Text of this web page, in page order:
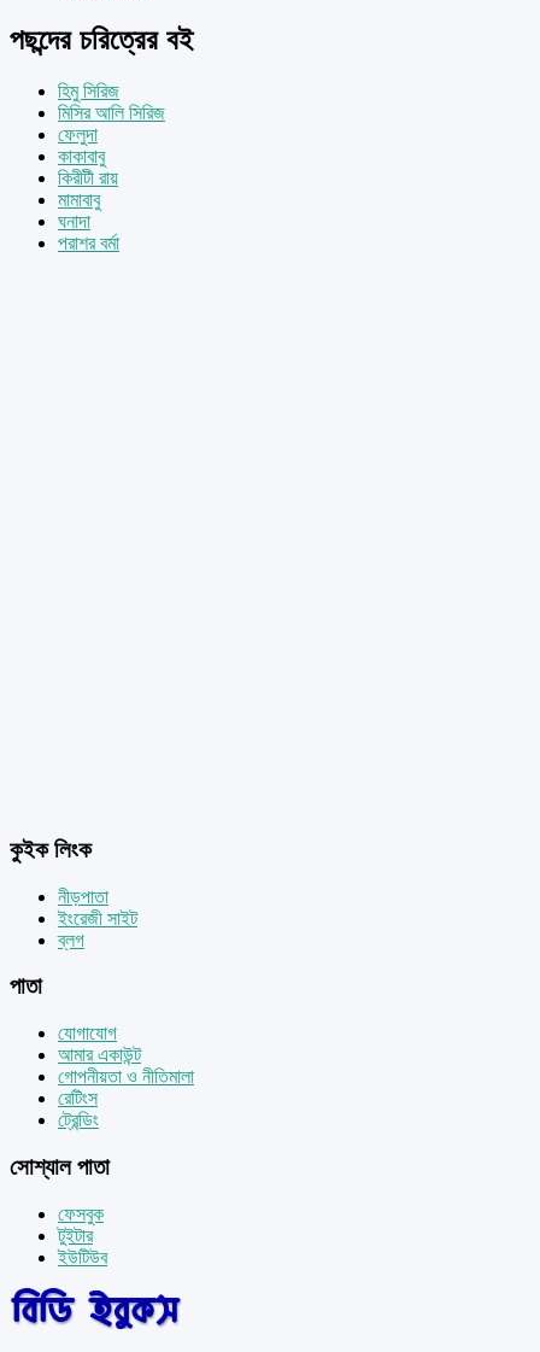
পছন্দের চরিত্রের বই
হিমু সিরিজ
মিসির আলি সিরিজ
ফেলুদা
কাকাবাবু
কিরীটী রায়
মামাবাবু
ঘনাদা
পরাশর বর্মা
কুইক লিংক
নীড়পাতা
ইংরেজী সাইট
ব্লগ
পাতা
যোগাযোগ
আমার একাউন্ট
গোপনীয়তা ও নীতিমালা
রেটিংস
ট্রেন্ডিং
সোশ্যাল পাতা
ফেসবুক
টুইটার
ইউটিউব